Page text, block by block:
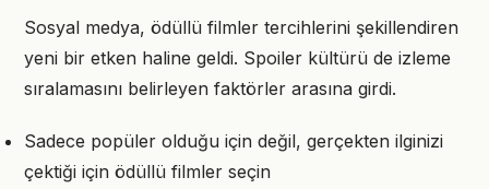
Sosyal medya, ödüllü filmler tercihlerini şekillendiren
yeni bir etken haline geldi. Spoiler kültürü de izleme
sıralamasını belirleyen faktörler arasına girdi.
Sadece popüler olduğu için değil, gerçekten ilginizi
çektiği için ödüllü filmler seçin